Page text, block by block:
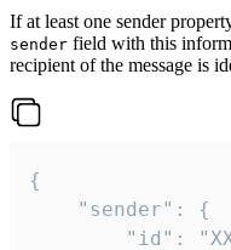
If at least one sender
sender field with this
recipient of the message is
{